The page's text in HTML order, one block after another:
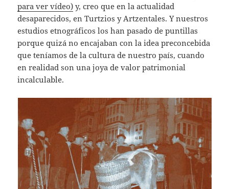
para ver vídeo) y, creo que en la actualidad
desaparecidos, en Turtzios y Artzentales. Y nuestros
estudios etnográficos los han pasado de puntillas
porque quizá no encajaban con la idea preconcebida
que teníamos de la cultura de nuestro país, cuando
en realidad son una joya de valor patrimonial
incalculable.